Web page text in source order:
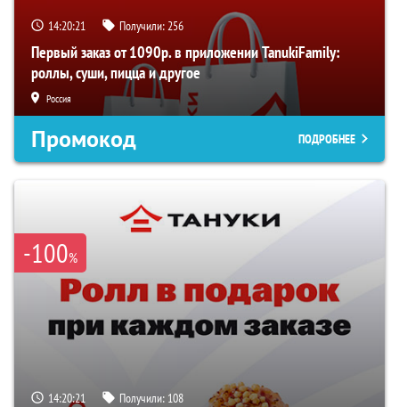
14:20:20 Получили:256
Первый заказ от 1090р. в приложении TanukiFamily:
роллы, суши, пицца и другое
Россия
Промокод ПОДРОБНЕЕ
-100%
14:20:20 Получили: 108